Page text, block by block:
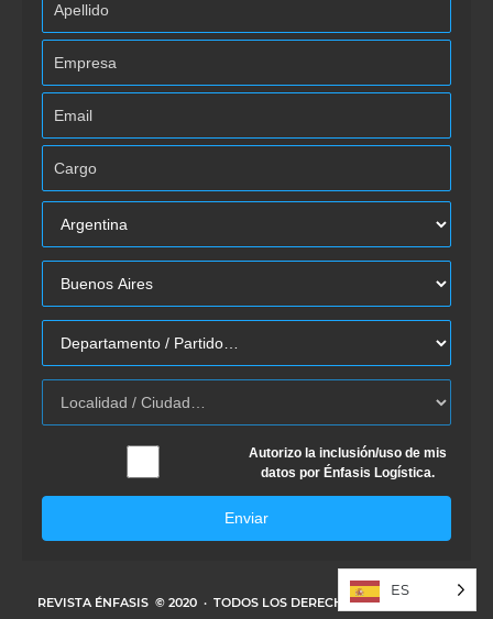
Autorizo la inclusión/uso de mis
datos por Énfasis Logística.
Enviar
REVISTA ÉNFASIS © 2020 · TODOS LOS DERECHOS RESERVADOS
ES